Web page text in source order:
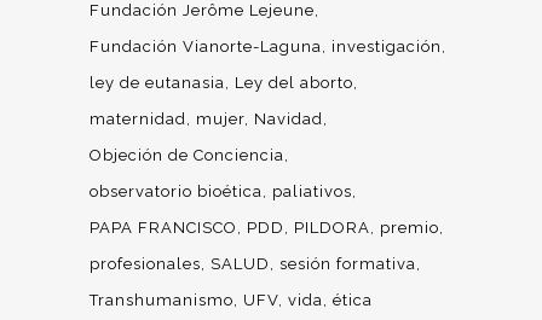
Fundación Jerôme Lejeune
Fundación Vianorte-Laguna
investigación
ley de eutanasia
Ley del aborto
maternidad
mujer Navidad
Objeción de Conciencia
observatorio bioética
paliativos
PAPA FRANCISCO
PDD PILDORA
premio
profesionales
SALUD
sesión formativa
Transhumanismo
UFV vida ética